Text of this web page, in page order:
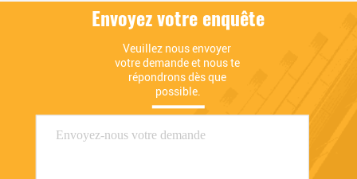
Envoyez votre enquête
Veuillez nous envoyer
votre demande et nous te
répondrons dès que
possible.